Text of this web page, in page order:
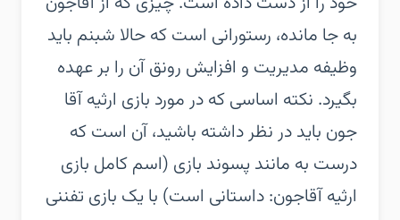
به جا مانده، رستورانی است که حالا شبنم باید
وظیفه مدیریت و افزایش رونق آن را بر عهده
بگیرد. نکته اساسی که در مورد بازی ارثیه آقا
جون باید در نظر داشته باشید، آن است که
درست به مانند پسوند بازی (اسم کامل بازی
ارثیه آقاجون: داستانی است) با یک بازی تفننی